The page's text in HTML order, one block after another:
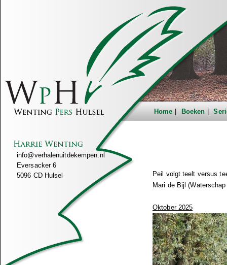
Home Boeken
info@verhalenuitdekempen.nl
Eversacker 6
5096 CD Hulsel
Peil volgt teelt versus
Mari de Bijl
Oktober 2025